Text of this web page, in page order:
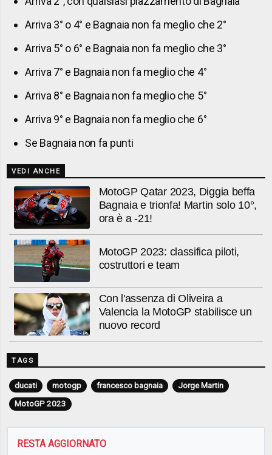
Arriva 3° o 4° e Bagnaia non fa meglio che 2°
Arriva 5° o 6° e Bagnaia non fa meglio che 3°
Arriva 7° e Bagnaia non fa meglio che 4°
Arriva 8° e Bagnaia non fa meglio che 5°
Arriva 9° e Bagnaia non fa meglio che 6°
Se Bagnaia non fa punti
VEDI ANCHE
MotoGP Qatar 2023, Diggia beffa
Bagnaia e trionfa! Martin solo 10°,
ora è a -21!
MotoGP 2023: classifica piloti,
costruttori e team
Con l'assenza di Oliveira a
Valencia la MotoGP stabilisce un
nuovo record
TAGS
ducati motogp francesco bagnaia
Jorge Martin
MotoGP 2023
RESTA AGGIORNATO